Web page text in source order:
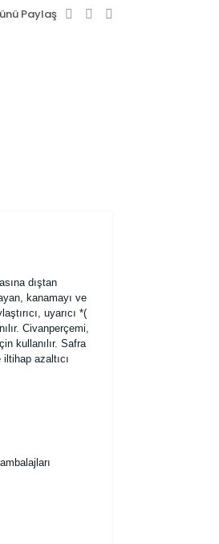
Paylaş
dıştan
kanamayı ve
uyarıcı *(
Civanperçemi,
kullanılır. Safra
azaltıcı